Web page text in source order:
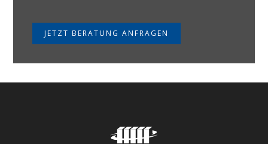
JETZT BERATUNG ANFRAGEN